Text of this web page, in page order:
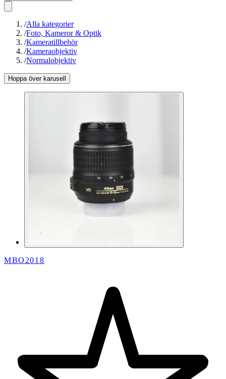
/Alla kategorier
/Foto, Kameror & Optik
/Kameratillbehör
/Kameraobjektiv
/Normalobjektiv
Hoppa över karusell
MBO2018